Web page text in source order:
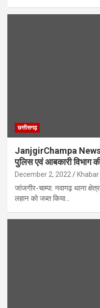
छत्तीसगढ़
JanjgirChampa News
पुलिस एवं आबकारी विभाग की
December 2, 2022
जांजगीर-चाम्पा. नवागढ़ थाना
लहान को जब्त किया…